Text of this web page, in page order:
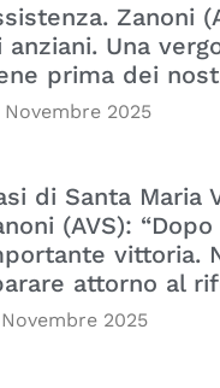
Zanoni
anziani. Una
prima dei
Novembre 2025
di Santa Maria
(AVS):
vittoria.
attorno al
2025